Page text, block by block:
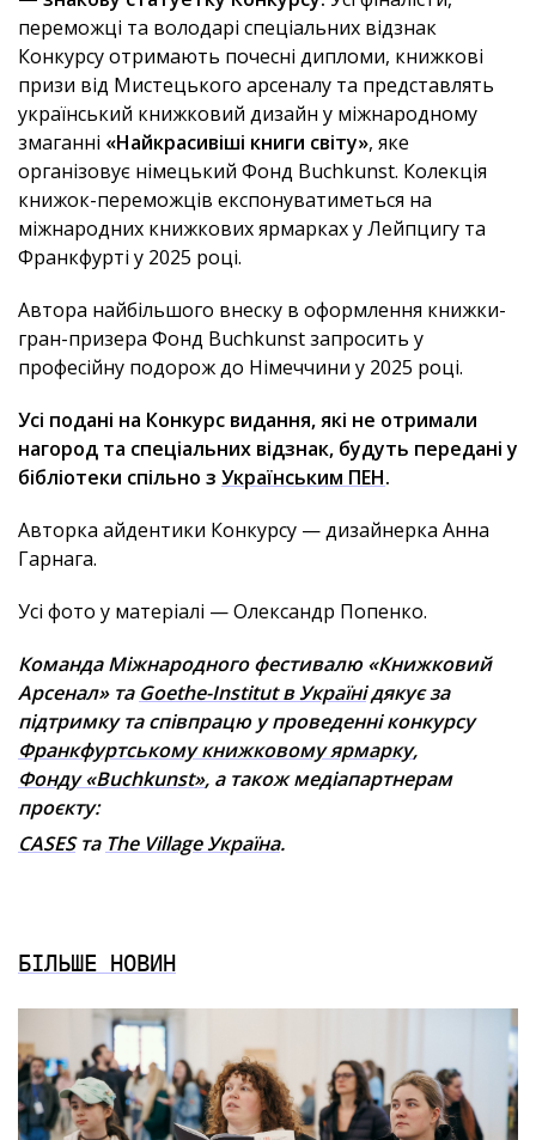
БІЛЬШЕ НОВИН
переможці та володарі спеціальних відзнак
Конкурсу отримають почесні дипломи, книжкові
призи від Мистецького арсеналу та представлять
український книжковий дизайн у міжнародному
змаганні «Найкрасивіші книги світу», яке
організовує німецький Фонд Buchkunst. Колекція
книжок-переможців експонуватиметься на
міжнародних книжкових ярмарках у Лейпцигу та
Франкфурті у 2025 році.
Автора найбільшого внеску в оформлення книжки-
гран-призера Фонд Buchkunst запросить у
професійну подорож до Німеччини у 2025 році.
Усі подані на Конкурс видання, які не отримали
нагород та спеціальних відзнак, будуть передані у
бібліотеки спільно з Українським ПЕН.
Авторка айдентики Конкурсу — дизайнерка Анна
Гарнага.
Усі фото у матеріалі — Олександр Попенко.
Команда Міжнародного фестивалю «Книжковий
Арсенал» та Goethe-Institut в Українідякує за
підтримку та співпрацю у проведенні конкурсу
Франкфуртському книжковому ярмарку,
Фонду «Buchkunst», а також медіапартнерам
проєкту:
CASESта The Village Україна.